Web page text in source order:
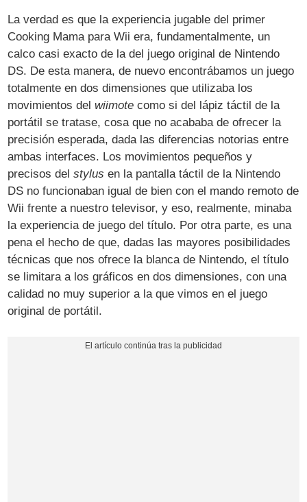
La verdad es que la experiencia jugable del primer
Cooking Mama para Wii era, fundamentalmente, un
calco casi exacto de la del juego original de Nintendo
DS. De esta manera, de nuevo encontrábamos un juego
totalmente en dos dimensiones que utilizaba los
movimientos delwiimote como si del lápiz táctil de la
portátil se tratase, cosa que no acababa de ofrecer la
precisión esperada, dada las diferencias notorias entre
ambas interfaces. Los movimientos pequeños y
precisos delstylus en la pantalla táctil de la Nintendo
DS no funcionaban igual de bien con el mando remoto de
Wii frente a nuestro televisor, y eso, realmente, minaba
la experiencia de juego del título. Por otra parte, es una
pena el hecho de que, dadas las mayores posibilidades
técnicas que nos ofrece la blanca de Nintendo, el título
se limitara a los gráficos en dos dimensiones, con una
calidad no muy superior a la que vimos en el juego
original de portátil.